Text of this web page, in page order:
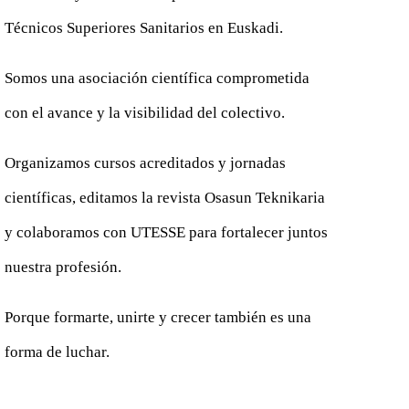
Técnicos Superiores Sanitarios en Euskadi.
Somos una asociación científica comprometida
con el avance y la visibilidad del colectivo.
Organizamos cursos acreditados y jornadas
científicas, editamos la revista Osasun Teknikaria
y colaboramos con UTESSE para fortalecer juntos
nuestra profesión.
Porque formarte, unirte y crecer también es una
forma de luchar.